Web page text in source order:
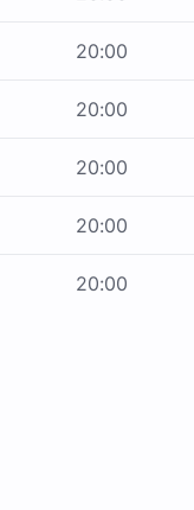
20:00
20:00
20:00
20:00
20:00